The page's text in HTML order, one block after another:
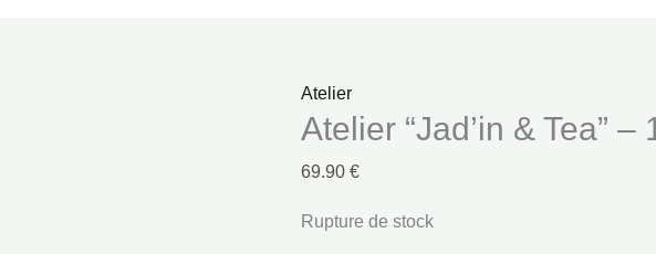
Atelier
Atelier “Jad’in & Tea”
69.90 €
Rupture de stock